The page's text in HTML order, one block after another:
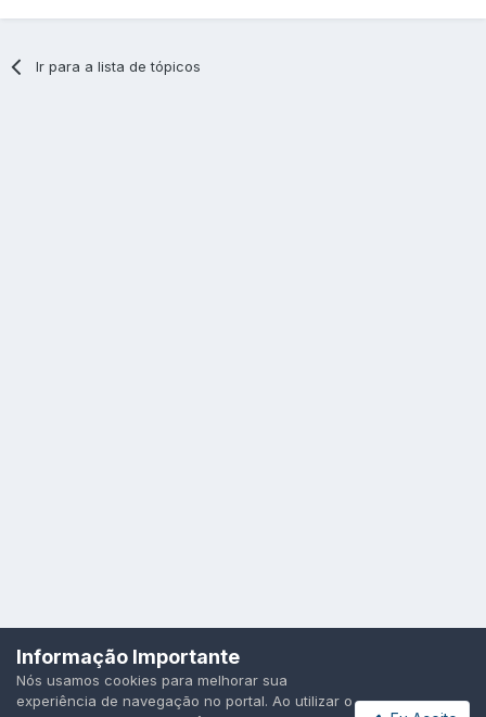
Ir para a lista de tópicos
Idioma Política de Privacidade
Todos os direitos reservados.
Powered by Invision Community
Informação Importante
Nós usamos cookies para melhorar sua
experiência de navegação no portal. Ao utilizar o